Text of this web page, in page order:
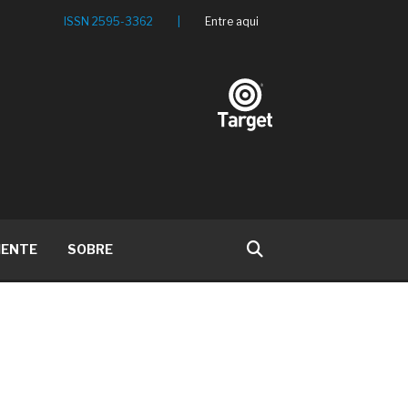
ISSN 2595-3362 Entre aqui
SOBRE